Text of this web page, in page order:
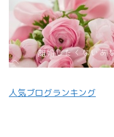
人気ブログランキング